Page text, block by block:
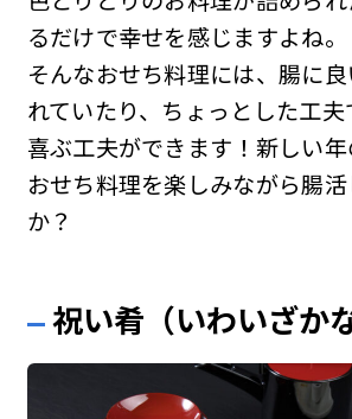
るだけで幸せを感じますよね。
そんなおせち料理には、腸に
れていたり、ちょっとした工
喜ぶ工夫ができます！新しい年
おせち料理を楽しみながら腸
か？
祝い肴（いわいざかな